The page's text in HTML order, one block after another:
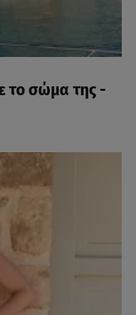
το σώμα της -